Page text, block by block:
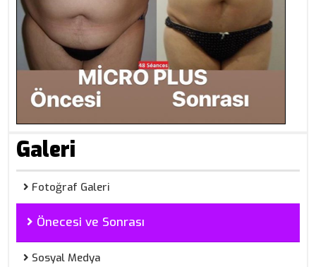
Galeri
Fotoğraf Galeri
Önecesi ve Sonrası
Sosyal Medya